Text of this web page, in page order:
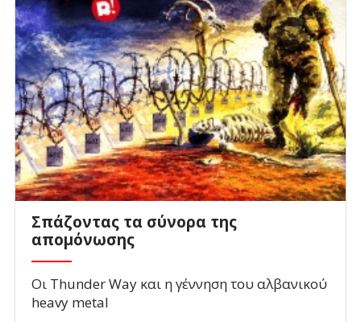
Σπάζοντας τα σύνορα της
απομόνωσης
Οι Thunder Way και η γέννηση του αλβανικού
heavy metal